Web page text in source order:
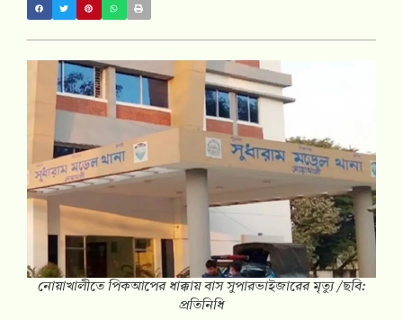
নোয়াখালীতে পিকআপের ধাক্কায় বাস সুপারভাইজারের মৃত্যু /ছবি:
প্রতিনিধি